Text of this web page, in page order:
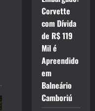
Corvette
com Dívida
de R$ 119
Mil é
Apreendido
em
Balneário
Camboriú